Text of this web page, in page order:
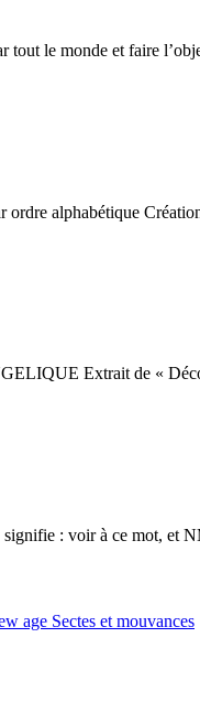
tout le monde et faire
ordre alphabétique
Extrait de «
: voir à ce mot, et
age Sectes et mouvances